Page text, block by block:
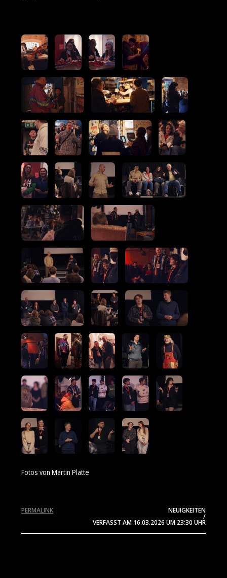
Fotos von Martin Platte
NEUIGKEITEN
/
VERFASST AM 16.03.2026 UM 23:30 UHR
PERMALINK